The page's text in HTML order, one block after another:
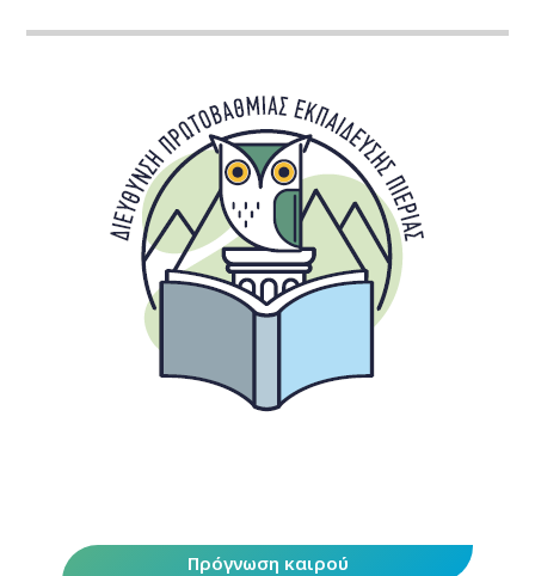
Πρόγνωση καιρού